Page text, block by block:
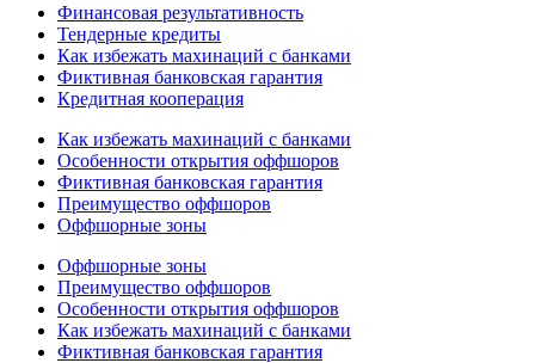
Финансовая результативность
Тендерные кредиты
Как избежать махинаций с банками
Фиктивная банковская гарантия
Кредитная кооперация
Как избежать махинаций с банками
Особенности открытия оффшоров
Фиктивная банковская гарантия
Преимущество оффшоров
Оффшорные зоны
Оффшорные зоны
Преимущество оффшоров
Особенности открытия оффшоров
Как избежать махинаций с банками
Фиктивная банковская гарантия